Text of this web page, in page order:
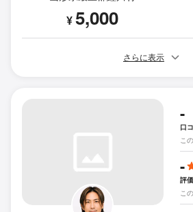
¥5,000
さらに表示
-
口
こ
-
評価
こ